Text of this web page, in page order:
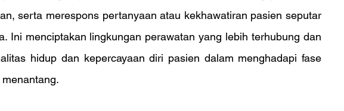
serta merespons pertanyaan atau kekhawatiran pasien seputar
Ini menciptakan lingkungan perawatan yang lebih terhubung dan
hidup dan kepercayaan diri pasien dalam menghadapi fase